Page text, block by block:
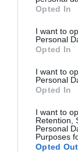
grant or deny
use your data
consent section.
Opted In
I want to
Personal
Opted In
I want to
Personal
Opted In
I want to
Retention,
Personal
Purposes
Opted Out